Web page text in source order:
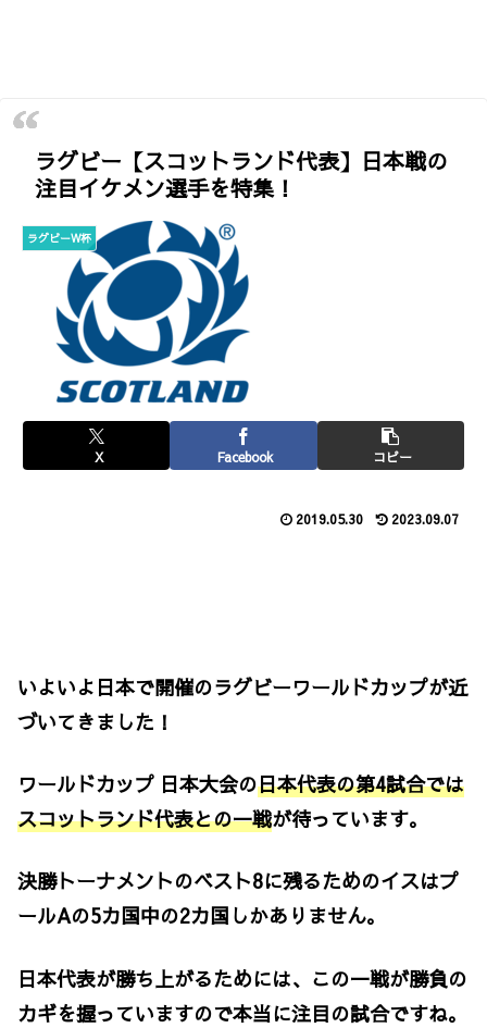
ラグビー【スコットランド代表】日本戦の
注目イケメン選手を特集！
ラグビーW杯
X Facebook コピー
2019.05.30 2023.09.07
いよいよ日本で開催のラグビーワールドカップが近
づいてきました！
ワールドカップ 日本大会の日本代表の第4試合では
スコットランド代表との一戦が待っています。
決勝トーナメントのベスト8に残るためのイスはプ
ールAの5カ国中の2カ国しかありません。
日本代表が勝ち上がるためには、この一戦が勝負の
カギを握っていますので本当に注目の試合ですね。